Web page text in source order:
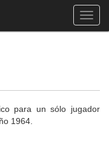
para un sólo jugador
1964.